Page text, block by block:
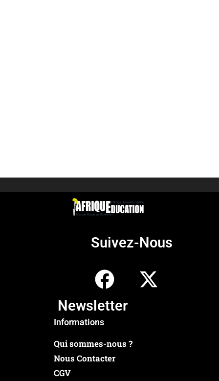
Suivez-Nous
Newsletter
Informations
Qui sommes-nous ?
Nous Contacter
CGV